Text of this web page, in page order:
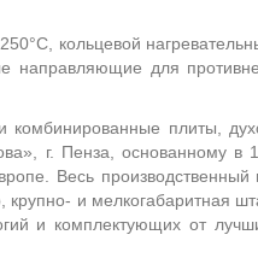
кольцевой
направляющие для
и комбинированные плиты,
г. Пенза, основанному в
Весь производственный
крупно- и мелкогабаритная
и комплектующих от